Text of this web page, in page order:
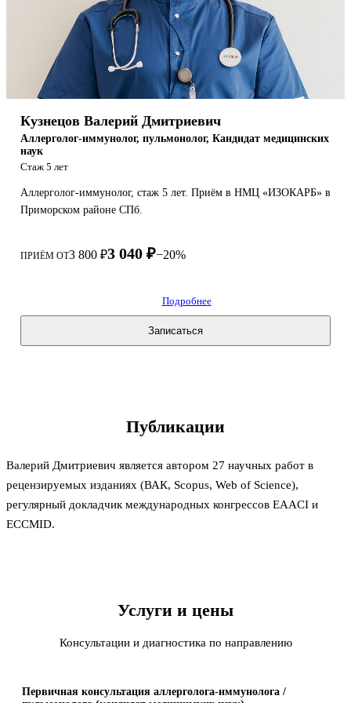
Кузнецов Валерий Дмитриевич
Аллерголог-иммунолог, пульмонолог, Кандидат медицинских
наук
Стаж 5 лет
Аллерголог-иммунолог, стаж 5 лет. Приём в НМЦ «ИЗОКАРБ» в
Приморском районе СПб.
ПРИЁМ ОТ3 800 ₽3 040 ₽−20%
Подробнее
Записаться
Публикации
Валерий Дмитриевич является автором 27 научных работ в
рецензируемых изданиях (ВАК, Scopus, Web of Science),
регулярный докладчик международных конгрессов EAACI и
ECCMID.
Услуги и цены
Консультации и диагностика по направлению
Первичная консультация аллерголога-иммунолога /